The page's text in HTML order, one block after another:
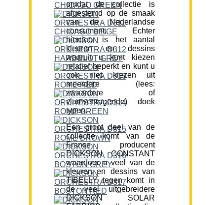
omdat de collectie is
afgestemd op de smaak
van de Nederlandse
consument. Echter
hierdoor is het aantal
kleuren en dessins
waaruit u kunt kiezen
relatief beperkt en kunt u
ook niet kiezen uit
meerdere (lees:
zwaardere of
vlamvertragende) doek
typen.
Een groot deel van de
collectie komt van de
Franse producent
DICKSON CONSTANT
waardoor u veel van de
kleuren en dessins van
TIBELLY tegen komt in
de veel uitgebreidere
DICKSON SOLAR